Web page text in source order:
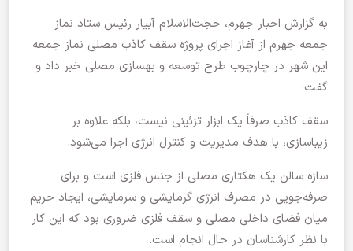
به گزارش اخبار جهرم، حجت‌الاسلام آبیار رئیس ستاد نماز
جمعه جهرم از آغاز اجرای پروژه سقف کاذب مصلی نماز جمعه
این شهر در چارچوب طرح توسعه و بهسازی مصلی خبر داد و
گفت:
سقف کاذب صرفاً یک ابزار تزئینی نیست، بلکه علاوه بر
زیباسازی، با هدف مدیریت و کنترل انرژی اجرا می‌شود.
سازه سالن یک هکتاری مصلی از جنس فلزی است و برای
صرفه‌جویی در مصرف انرژی گرمایشی و سرمایشی، ایجاد حریم
میان فضای داخلی مصلی و سقف فلزی ضروری بود که این کار
با نظر کارشناسان در حال انجام است.